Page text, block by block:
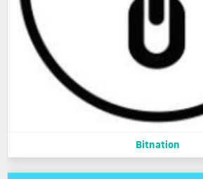
Bitnation